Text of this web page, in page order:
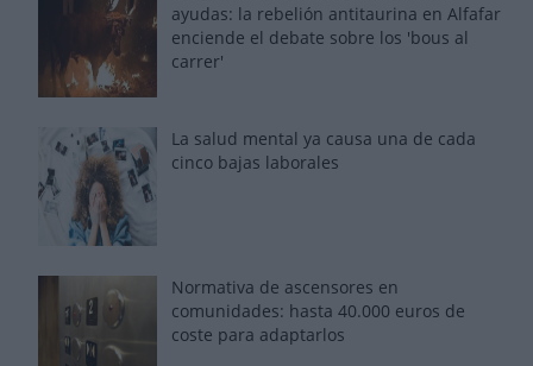
ayudas: la rebelión antitaurina en Alfafar
enciende el debate sobre los 'bous al
carrer'
La salud mental ya causa una de cada
cinco bajas laborales
Normativa de ascensores en
comunidades: hasta 40.000 euros de
coste para adaptarlos